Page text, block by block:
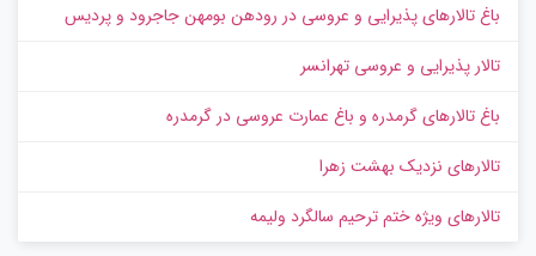
باغ تالارهای پذیرایی و عروسی در رودهن بومهن جاجرود و پردیس
تالار پذیرایی و عروسی تهرانسر
باغ تالارهای گرمدره و باغ عمارت عروسی در گرمدره
تالارهای نزدیک بهشت زهرا
تالارهای ویژه ختم ترحیم سالگرد ولیمه